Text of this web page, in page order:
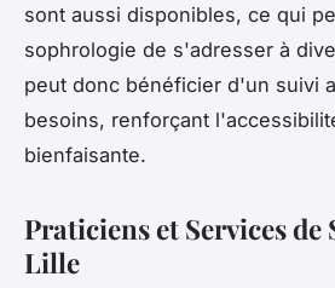
sont aussi disponibles, ce qui
sophrologie de s'adresser à
peut donc bénéficier d'un suivi
besoins, renforçant
bienfaisante.
Praticiens et Services de
Lille